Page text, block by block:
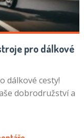
pro dálkové
dálkové cesty!
dobrodružství a